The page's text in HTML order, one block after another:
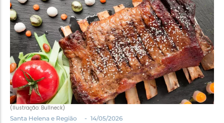
Paraguai
Paraná
Política
Santa Helena e Região
Saúde e Bem-Estar
(Ilustração: Bullneck)
Santa Helena e Região
- 14/05/2026